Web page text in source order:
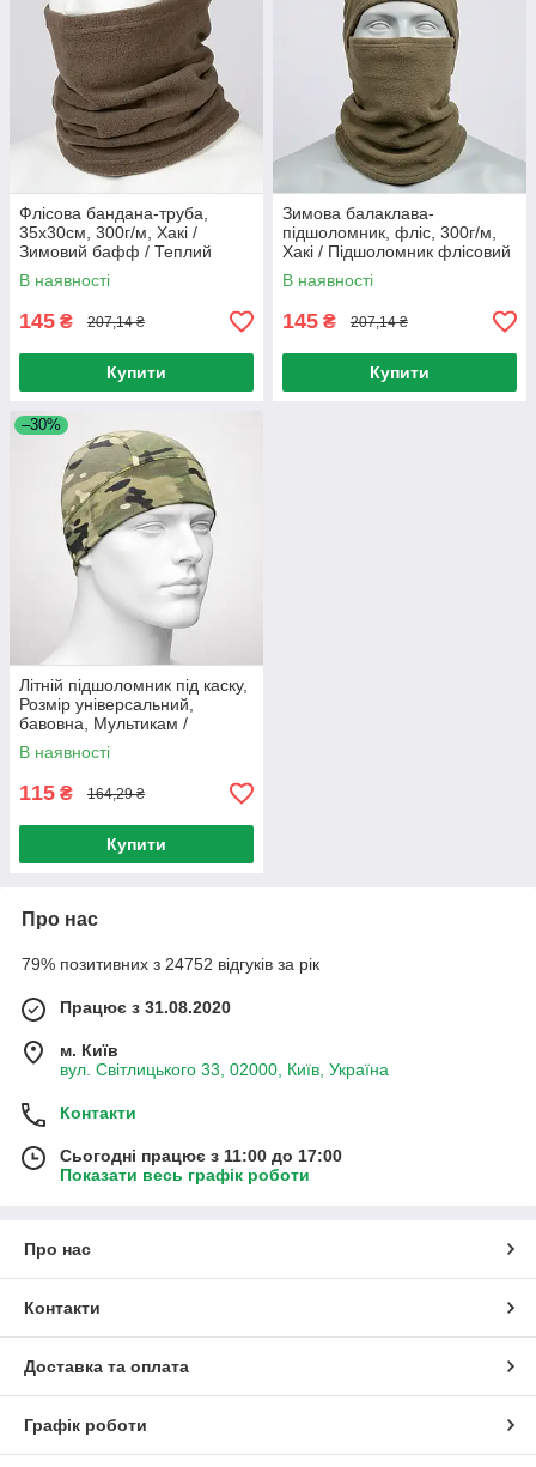
Флісова бандана-труба,
35х30см, 300г/м, Хакі /
Зимовий бафф / Теплий
бафф / Тактичний шарф-
труба
В наявності
145 ₴ 207,14 ₴
Купити
Зимова балаклава-
підшоломник, фліс, 300г/м,
Хакі / Підшоломник флісовий
/ Тепла балаклава /
Балаклава флісова
В наявності
145 ₴ 207,14 ₴
Купити
–30%
Літній підшоломник під каску,
Розмір універсальний,
бавовна, Мультикам /
Підшоломник літній трикотаж
/ Шапка тактична
В наявності
115 ₴ 164,29 ₴
Купити
Про нас
79% позитивних з 24752 відгуків за рік
Працює з 31.08.2020
м. Київ
вул. Світлицького 33, 02000, Київ, Україна
Контакти
Сьогодні працює з 11:00 до 17:00
Показати весь графік роботи
Про нас
Контакти
Доставка та оплата
Графік роботи